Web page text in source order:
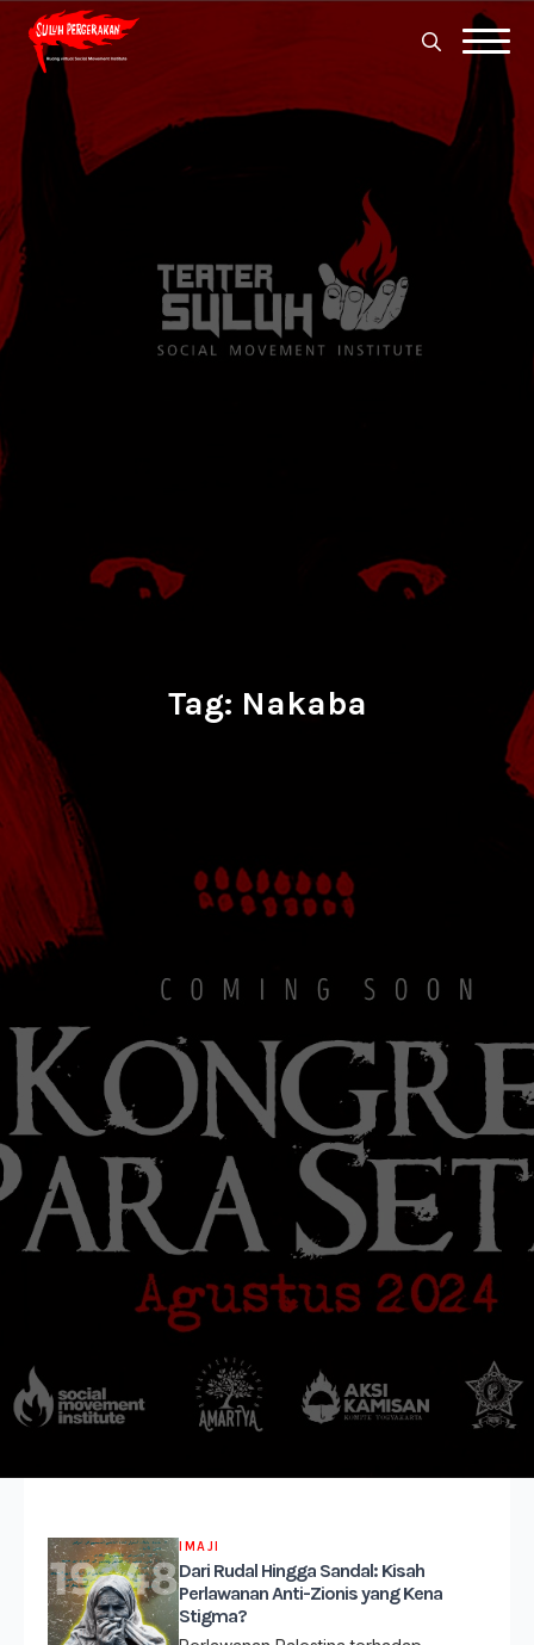
for:
Tag: Nakaba
IMAJI
Dari Rudal Hingga Sandal: Kisah
Perlawanan Anti-Zionis yang Kena
Stigma?